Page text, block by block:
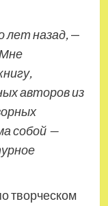
лет назад,—
авторов из
собой —
творческом